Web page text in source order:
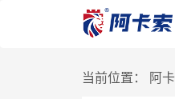
当前位置： 阿